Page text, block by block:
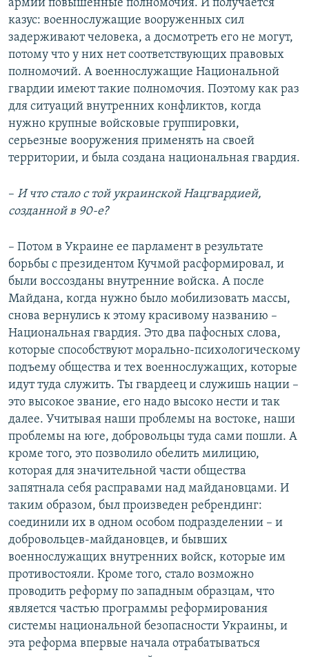
армии повышенные полномочия. И получается
казус: военнослужащие вооруженных сил
задерживают человека, а досмотреть его не могут,
потому что у них нет соответствующих правовых
полномочий. А военнослужащие Национальной
гвардии имеют такие полномочия. Поэтому как раз
для ситуаций внутренних конфликтов, когда
нужно крупные войсковые группировки,
серьезные вооружения применять на своей
территории, и была создана национальная гвардия.
–​ И что стало с той украинской Нацгвардией,
созданной в 90-е?
– Потом в Украине ее парламент в результате
борьбы с президентом Кучмой расформировал, и
были воссозданы внутренние войска. А после
Майдана, когда нужно было мобилизовать массы,
снова вернулись к этому красивому названию –
Национальная гвардия. Это два пафосных слова,
которые способствуют морально-психологическому
подъему общества и тех военнослужащих, которые
идут туда служить. Ты гвардеец и служишь нации –
это высокое звание, его надо высоко нести и так
далее. Учитывая наши проблемы на востоке, наши
проблемы на юге, добровольцы туда сами пошли. А
кроме того, это позволило обелить милицию,
которая для значительной части общества
запятнала себя расправами над майдановцами. И
таким образом, был произведен ребрендинг:
соединили их в одном особом подразделении – и
добровольцев-майдановцев, и бывших
военнослужащих внутренних войск, которые им
противостояли. Кроме того, стало возможно
проводить реформу по западным образцам, что
является частью программы реформирования
системы национальной безопасности Украины, и
эта реформа впервые начала отрабатываться